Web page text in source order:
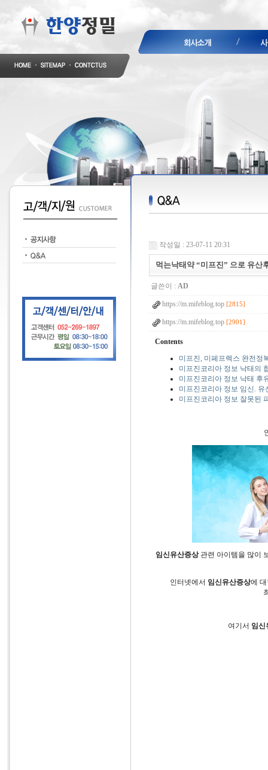
작성일 : 23-07-11 20:31
먹는낙태약 “미프진” 으로 유산
글쓴이 : AD
https://m.mifeblog.top [2815]
https://m.mifeblog.top [2901]
Contents
미프진, 미페프렉스 완전정
미프진코리아 정보 낙태의
미프진코리아 정보 낙태 후
미프진코리아 정보 임신. 유
미프진코리아 정보 잘못된
임신유산증상관련 아이템을 많이
인터넷에서 임신유산증상에
여기서 임신